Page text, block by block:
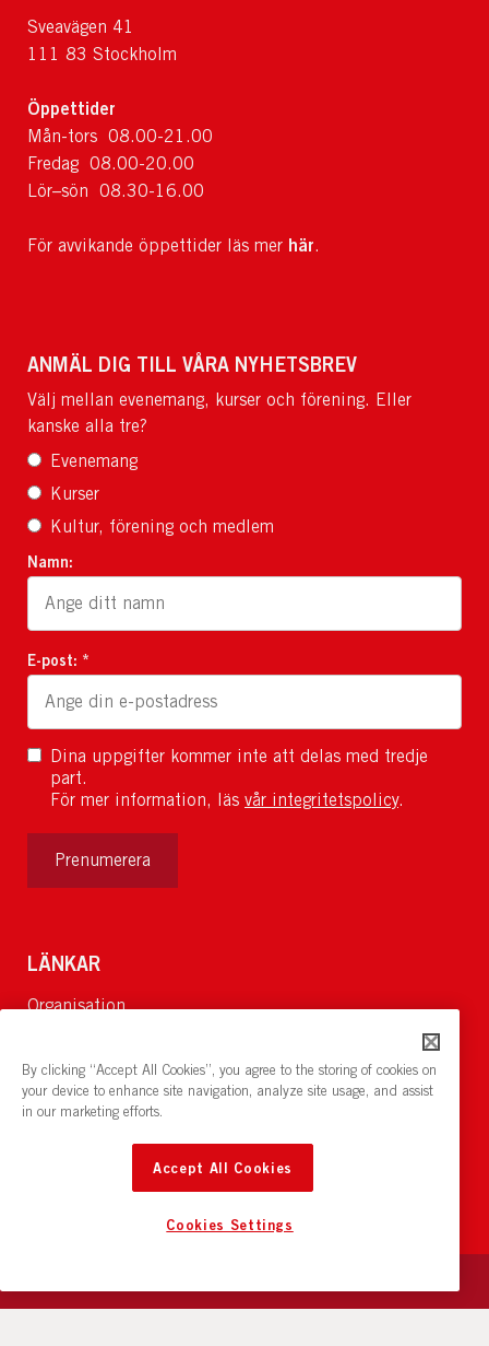
Sveavägen 41
111 83 Stockholm
Öppettider
Mån-tors 08.00-21.00
Fredag 08.00-20.00
Lör–sön 08.30-16.00
För avvikande öppettider läs mer här.
ANMÄL DIG TILL VÅRA NYHETSBREV
Välj mellan evenemang, kurser och förening. Eller
kanske alla tre?
Evenemang
Kurser
Kultur, förening och medlem
Namn:
E-post: *
Dina uppgifter kommer inte att delas med tredje
part.
För mer information, läs vår integritetspolicy.
Prenumerera
LÄNKAR
Organisation
Lediga jobb
Nyheter och pressrum
Restaurang och konferens: cirkelnstockholm.se
By clicking “Accept All Cookies”, you agree to the storing of cookies on
your device to enhance site navigation, analyze site usage, and assist
in our marketing efforts.
Accept All Cookies
Cookies Settings